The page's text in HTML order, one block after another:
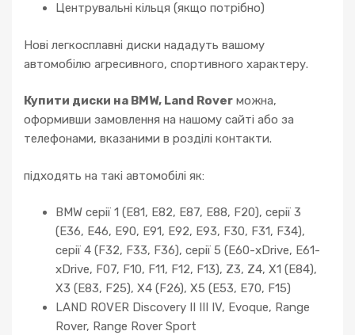
Центрувальні кільця (якщо потрібно)
Нові легкосплавні диски нададуть вашому
автомобілю агресивного, спортивного характеру.
Купити диски на BMW, Land Rover можна,
оформивши замовлення на нашому сайті або за
телефонами, вказаними в розділі контакти.
підходять на такі автомобілі як:
BMW серії 1 (E81, E82, E87, E88, F20), серії 3
(E36, E46, E90, E91, E92, E93, F30, F31, F34),
серії 4 (F32, F33, F36), серії 5 (E60-xDrive, E61-
xDrive, F07, F10, F11, F12, F13), Z3, Z4, X1 (E84),
X3 (E83, F25), X4 (F26), X5 (E53, E70, F15)
LAND ROVER Discovery II III IV, Evoque, Range
Rover, Range Rover Sport